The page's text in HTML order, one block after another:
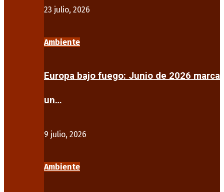
23 julio, 2026
Ambiente
Europa bajo fuego: Junio de 2026 marca
un…
9 julio, 2026
Ambiente